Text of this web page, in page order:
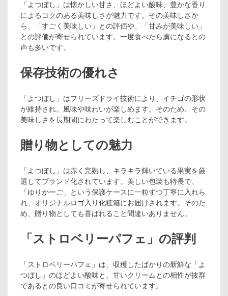
「よつぼし」は懐かしい甘さ、ほどよい酸味、豊かな香り
によるコクのある美味しさが魅力です。その美味しさか
ら、「すごく美味しい」との評価や、「甘みが美味しい」
との評価が寄せられています。一度食べたら虜になるとの
声も多いです。
保存技術の優れさ
「よつぼし」はフリーズドライ技術により、イチゴの形状
が維持され、風味や味わいが楽しめます。そのため、その
美味しさを長期間にわたって楽しむことができます。
贈り物としての魅力
「よつぼし」は赤く完熟し、キラキラ輝いている果実を厳
選してブランド化されています。美しい包装も特長で、
「ゆりかーご」という保護ケースに一粒ずつ丁寧に入れら
れ、オリジナルロゴ入り化粧箱にお届けされます。そのた
め、贈り物としても喜ばれること間違いありません。
「ストロベリーパフェ」の評判
「ストロベリーパフェ」は、収穫したばかりの新鮮な「よ
つぼし」のほどよい酸味と、甘いクリームとの相性が抜群
であるとの良い口コミが寄せられています。